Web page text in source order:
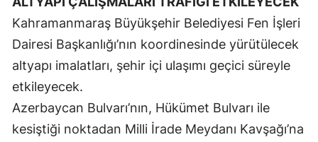
Kahramanmaraş Büyükşehir Belediyesi Fen İşleri
Dairesi Başkanlığı’nın koordinesinde yürütülecek
altyapı imalatları, şehir içi ulaşımı geçici süreyle
etkileyecek.
Azerbaycan Bulvarı’nın, Hükümet Bulvarı ile
kesiştiği noktadan Milli İrade Meydanı Kavşağı’na